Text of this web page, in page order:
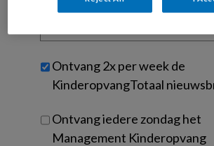
organisatie
je?
Untitled
Ontvang 2x per week de
KinderopvangTotaal
Ontvang iedere zondag het
Management Kinderopvang